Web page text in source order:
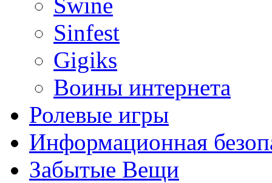
Sinfest
Gigiks
Воины интернета
Ролевые игры
Информационная
Забытые Вещи